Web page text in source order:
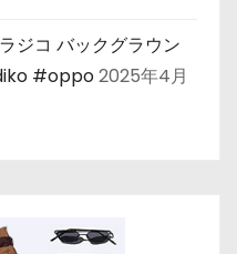
ジコ バックグラウン
#oppo2025年4月